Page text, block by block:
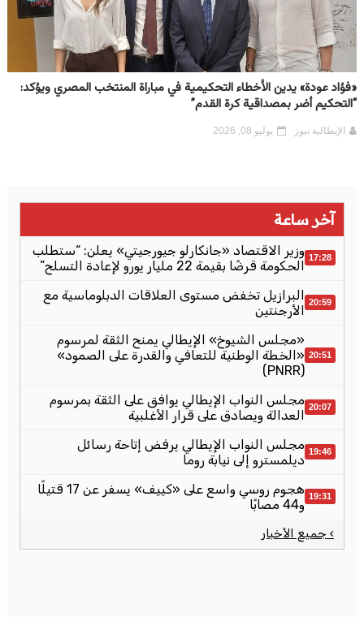
«فؤاد عودة» يدين الأخطاء التحكيمية في مباراة المنتخب المصري ويؤكد:
“التحكيم أضر بمصداقية كرة القدم”
الإيطالية نيوز يوليو 08, 2026
آخر ساعة
17:28 وزير الاقتصاد «جانكارلو جيورجيتي» يعلن: “ستطلب
الحكومة قرضًا بقيمة 22 مليار يورو لإعادة التسلح”
20:59 البرازيل تخفض مستوى العلاقات الدبلوماسية مع
الأرجنتين
20:51
«مجلس الشيوخ» الإيطالي يمنح الثقة لمرسوم
«الخطة الوطنية للتعافي والقدرة على الصمود»
(PNRR)
20:07 مجلس النواب الإيطالي يوافق على الثقة بمرسوم
العدالة ويصادق على قرار الأغلبية
19:46 مجلس النواب الإيطالي يرفض إتاحة رسائل
ديلمسترو إلى نيابة روما
19:31
هجوم روسي واسع على «كييف» يسفر عن 17 قتيلًا
و44 مصابًا
› جميع الأخبار